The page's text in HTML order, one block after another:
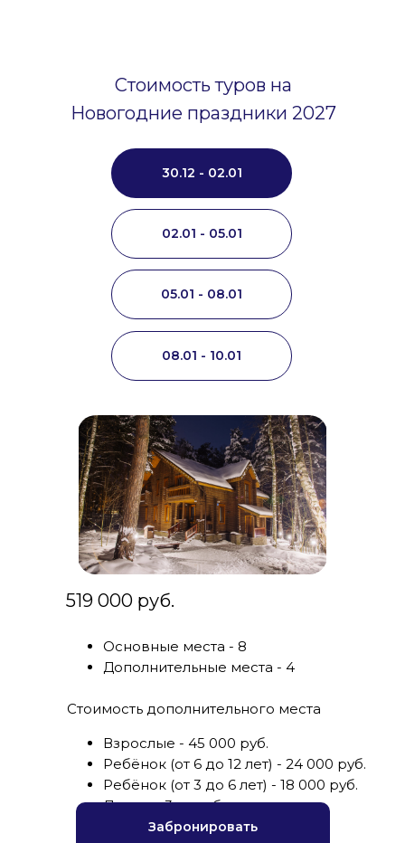
30.12 - 02.01
02.01 - 05.01
05.01 - 08.01
08.01 - 10.01
Стоимость туров на
Новогодние праздники 2027
519 000 руб.
Основные места - 8
Дополнительные места - 4
Стоимость дополнительного места
Взрослые - 45 000 руб.
Ребёнок (от 6 до 12 лет) - 24 000 руб.
Ребёнок (от 3 до 6 лет) - 18 000 руб.
Дети до 3 лет - бесплатно
Забронировать